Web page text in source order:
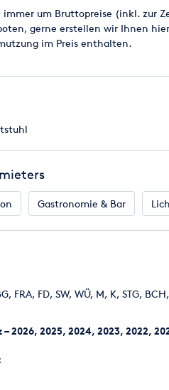
Stoff
für Selbstabholer.
wir Ihnen hierfür ein
Mietartikel auf unserer Seite .
Indoor- und
immer um Bruttopreise (inkl. zur
gerne erstellen wir Ihnen
im Preis enthalten.
Gastronomie & Bar
FD, SW, WÜ, M, K, STG,
2026, 2025, 2024, 2023, 2022,